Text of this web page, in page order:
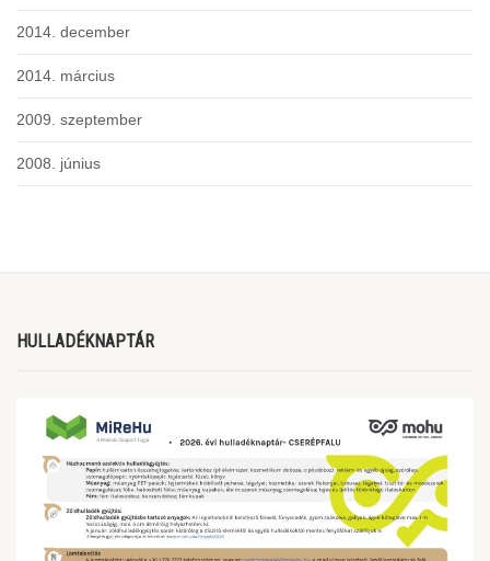
2014. december
2014. március
2009. szeptember
2008. június
HULLADÉKNAPTÁR